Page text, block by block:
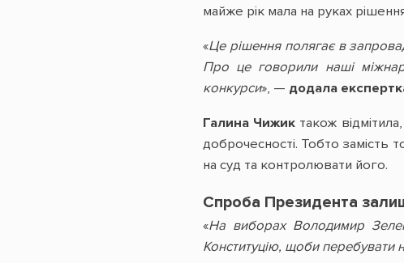
майже рік мала на руках
«Це рішення полягає в
Про це говорили наші
конкурси», — додала
Галина Чижик також
доброчесності. Тобто
на суд та контролювати його.
Спроба Президента
«На виборах Володимир
Конституцію, щоби перебувати